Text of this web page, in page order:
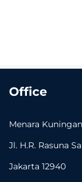
Office
Menara
Jl. H.R. Rasuna
Jakarta 12940